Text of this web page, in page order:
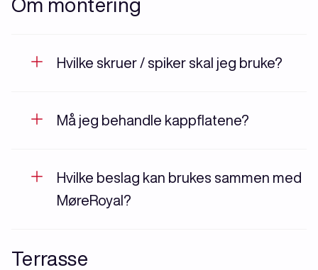
Om montering
Hvilke skruer / spiker skal jeg bruke?
Må jeg behandle kappflatene?
Hvilke beslag kan brukes sammen med
MøreRoyal?
Terrasse